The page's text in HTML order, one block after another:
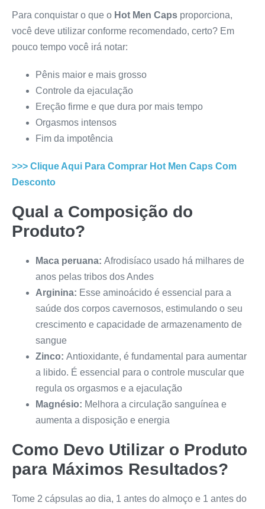
Para conquistar o que o Hot Men Caps proporciona,
você deve utilizar conforme recomendado, certo? Em
pouco tempo você irá notar:
Pênis maior e mais grosso
Controle da ejaculação
Ereção firme e que dura por mais tempo
Orgasmos intensos
Fim da impotência
>>> Clique Aqui Para Comprar Hot Men Caps Com
Desconto
Qual a Composição do
Produto?
Maca peruana: Afrodisíaco usado há milhares de
anos pelas tribos dos Andes
Arginina: Esse aminoácido é essencial para a
saúde dos corpos cavernosos, estimulando o seu
crescimento e capacidade de armazenamento de
sangue
Zinco: Antioxidante, é fundamental para aumentar
a libido. É essencial para o controle muscular que
regula os orgasmos e a ejaculação
Magnésio: Melhora a circulação sanguínea e
aumenta a disposição e energia
Como Devo Utilizar o Produto
para Máximos Resultados?
Tome 2 cápsulas ao dia, 1 antes do almoço e 1 antes do